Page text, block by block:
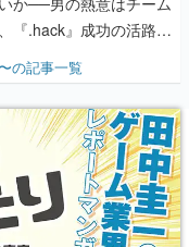
『.hack』成功の活路を
・松山 洋に流れる血は
だった【若ゲのいた
の記事一覧